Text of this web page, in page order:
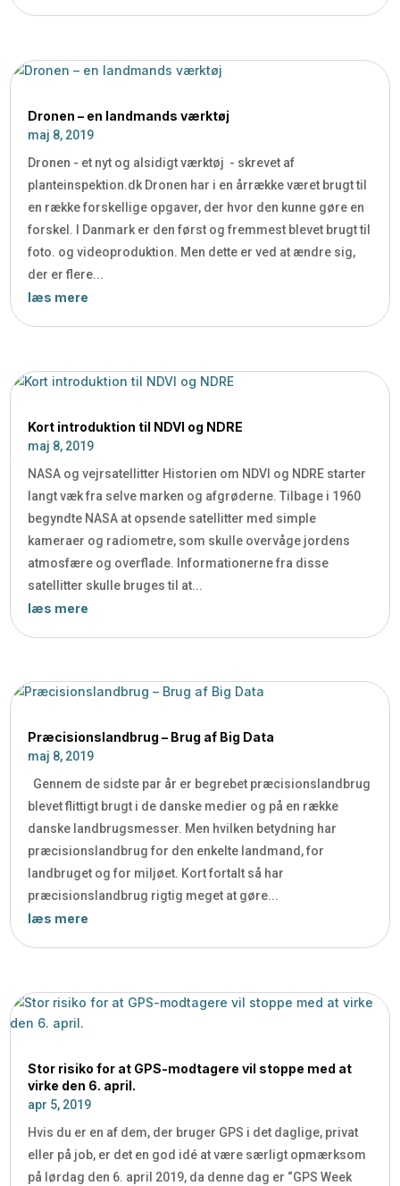
Dronen – en landmands værktøj
maj 8, 2019
Dronen - et nyt og alsidigt værktøj - skrevet af
planteinspektion.dk Dronen har i en årrække været brugt til
en række forskellige opgaver, der hvor den kunne gøre en
forskel. I Danmark er den først og fremmest blevet brugt til
foto. og videoproduktion. Men dette er ved at ændre sig,
der er flere...
læs mere
Kort introduktion til NDVI og NDRE
maj 8, 2019
NASA og vejrsatellitter Historien om NDVI og NDRE starter
langt væk fra selve marken og afgrøderne. Tilbage i 1960
begyndte NASA at opsende satellitter med simple
kameraer og radiometre, som skulle overvåge jordens
atmosfære og overflade. Informationerne fra disse
satellitter skulle bruges til at...
læs mere
Præcisionslandbrug – Brug af Big Data
maj 8, 2019
Gennem de sidste par år er begrebet præcisionslandbrug
blevet flittigt brugt i de danske medier og på en række
danske landbrugsmesser. Men hvilken betydning har
præcisionslandbrug for den enkelte landmand, for
landbruget og for miljøet. Kort fortalt så har
præcisionslandbrug rigtig meget at gøre...
læs mere
Stor risiko for at GPS-modtagere vil stoppe med at
virke den 6. april.
apr 5, 2019
Hvis du er en af dem, der bruger GPS i det daglige, privat
eller på job, er det en god idé at være særligt opmærksom
på lørdag den 6. april 2019, da denne dag er “GPS Week